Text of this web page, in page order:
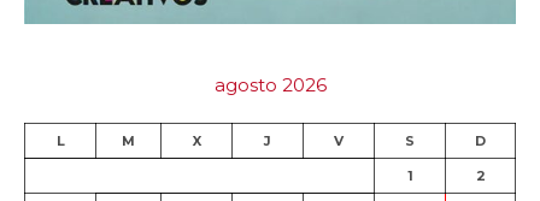
agosto 2026
L M X J V S D
1 2